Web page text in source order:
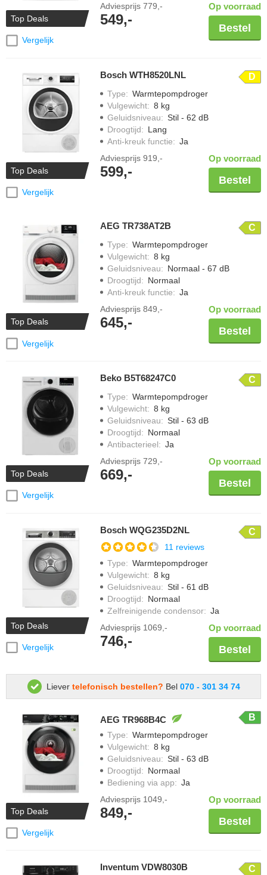
Top Deals
Vergelijk
Adviesprijs 779,-
549,-
Op voorraad
Bestel
Top Deals
Vergelijk
Bosch WTH8520LNL D
Type: Warmtepompdroger
Vulgewicht: 8 kg
Geluidsniveau: Stil - 62 dB
Droogtijd: Lang
Anti-kreuk functie: Ja
Adviesprijs 919,-
599,-
Op voorraad
Bestel
Top Deals
Vergelijk
AEG TR738AT2B C
Type: Warmtepompdroger
Vulgewicht: 8 kg
Geluidsniveau: Normaal - 67 dB
Droogtijd: Normaal
Anti-kreuk functie: Ja
Adviesprijs 849,-
645,-
Op voorraad
Bestel
Top Deals
Vergelijk
Beko B5T68247C0 C
Type: Warmtepompdroger
Vulgewicht: 8 kg
Geluidsniveau: Stil - 63 dB
Droogtijd: Normaal
Antibacterieel: Ja
Adviesprijs 729,-
669,-
Op voorraad
Bestel
Top Deals
Vergelijk
Bosch WQG235D2NL C
11 reviews
Type: Warmtepompdroger
Vulgewicht: 8 kg
Geluidsniveau: Stil - 61 dB
Droogtijd: Normaal
Zelfreinigende condensor: Ja
Adviesprijs 1069,-
746,-
Op voorraad
Bestel
Liever telefonisch bestellen? Bel 070 - 301 34 74
Top Deals
Vergelijk
AEG TR968B4C B
Type: Warmtepompdroger
Vulgewicht: 8 kg
Geluidsniveau: Stil - 63 dB
Droogtijd: Normaal
Bediening via app: Ja
Adviesprijs 1049,-
849,-
Op voorraad
Bestel
Inventum VDW8030B C